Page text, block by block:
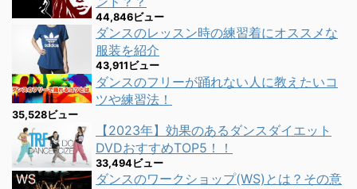
44,846ビュー
ダンスのレッスン時の練習着にオススメな
服装を紹介
43,911ビュー
ダンスのフリーが踊れない人に教えたいコ
ツや練習法！
35,528ビュー
【2023年】効果のあるダンスダイエット
DVDおすすめTOP5！！
33,494ビュー
ダンスのワークショップ(WS)とは？その意